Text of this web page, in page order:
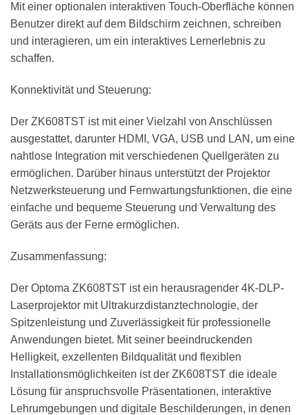
Mit einer optionalen interaktiven Touch-Oberfläche können
Benutzer direkt auf dem Bildschirm zeichnen, schreiben
und interagieren, um ein interaktives Lernerlebnis zu
schaffen.
Konnektivität und Steuerung:
Der ZK608TST ist mit einer Vielzahl von Anschlüssen
ausgestattet, darunter HDMI, VGA, USB und LAN, um eine
nahtlose Integration mit verschiedenen Quellgeräten zu
ermöglichen. Darüber hinaus unterstützt der Projektor
Netzwerksteuerung und Fernwartungsfunktionen, die eine
einfache und bequeme Steuerung und Verwaltung des
Geräts aus der Ferne ermöglichen.
Zusammenfassung:
Der Optoma ZK608TST ist ein herausragender 4K-DLP-
Laserprojektor mit Ultrakurzdistanztechnologie, der
Spitzenleistung und Zuverlässigkeit für professionelle
Anwendungen bietet. Mit seiner beeindruckenden
Helligkeit, exzellenten Bildqualität und flexiblen
Installationsmöglichkeiten ist der ZK608TST die ideale
Lösung für anspruchsvolle Präsentationen, interaktive
Lehrumgebungen und digitale Beschilderungen, in denen